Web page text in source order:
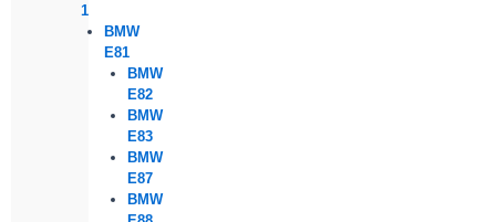
1
BMW
E81
BMW
E82
BMW
E83
BMW
E87
BMW